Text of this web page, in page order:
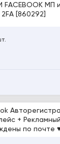
МП и
[860292]
+
по почте